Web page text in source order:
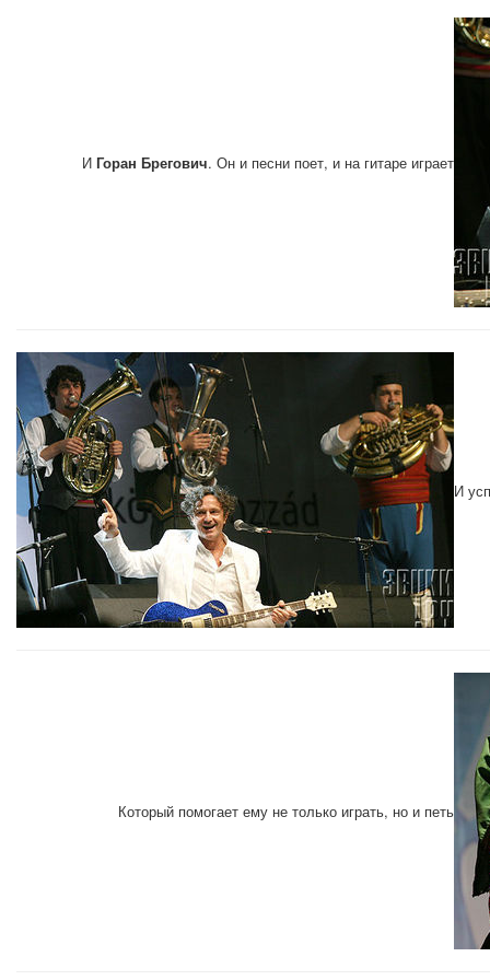
И Горан Брегович. Он и песни поет, и на гитаре играет
И
Который помогает ему не только играть, но и петь